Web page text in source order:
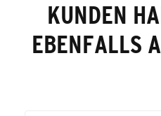
KUNDEN
EBENFALLS